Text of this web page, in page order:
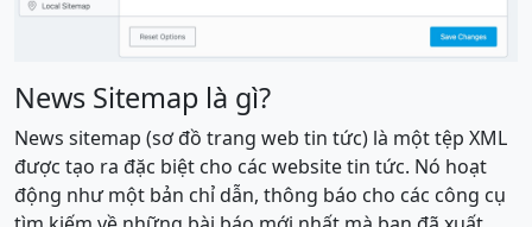
News Sitemap là gì?
News sitemap (sơ đồ trang web tin tức) là một tệp XML
được tạo ra đặc biệt cho các website tin tức. Nó hoạt
động như một bản chỉ dẫn, thông báo cho các công cụ